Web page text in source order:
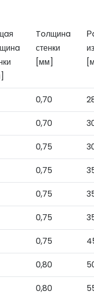
Toлщинa
стенки
[мм]
0,70
0,70
0,75
0,75
0,75
0,75
0,75
0,80
0,80